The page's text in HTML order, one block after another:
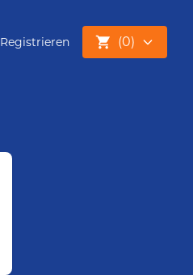
Registrieren (0)